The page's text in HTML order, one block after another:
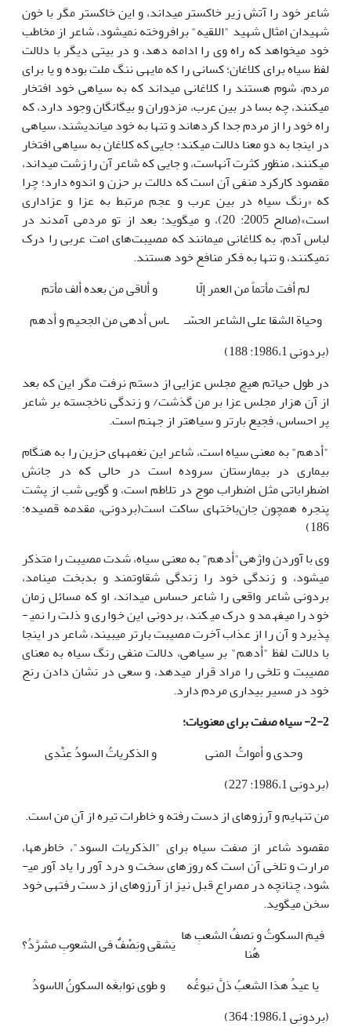
شاعر خود را آتش زیر خاکستر می­داند، و این خاکستر مگر با خون
شهیدان امثال شهید "اللقیه" برافروخته نمی­شود، شاعر از مخاطب
خود می­خواهد که راه وی را ادامه دهد، و در بیتی دیگر با دلالت
لفظ سیاه برای کلاغان؛ کسانی را که مایه­ی ننگ ملت بوده و یا برای
مردم، شوم هستند را کلاغانی می­داند که به سیاهی خود افتخار
می­کنند، چه بسا در بین عرب، مزدوران و بیگانگان وجود دارد، که
راه خود را از مردم جدا کرده­اند و تنها به خود می­اندیشند، سیاهی
در اینجا به دو معنا دلالت می­کند؛ جایی که کلاغان به سیاهی افتخار
می­کنند، منظور کثرت آنهاست، و جایی که شاعر آن را زشت می­داند،
مقصود کارکرد منفی آن است که دلالت بر حزن و اندوه دارد؛ چرا
که «رنگ سیاه در بین عرب و عجم مرتبط به عزا و عزاداری
است»(صالح 2005: 20)، و می­گوید: بعد از تو مردمی آمدند در
لباس آدم، به کلاغانی می­مانند که مصیبت‌های امت عربی را درک
نمی­کنند، و تنها به فکر منافع خود هستند.
لم أفت مأتماً من العمر إلّا
و ألاقی من بعده ألف مأتم
وحیاة الشقا علی الشاعر الحسّـ
ـاس أدهی من الجحیم و أدهم
(بردونی 1986،1: 188)
در طول حیاتم هیچ مجلس عزایی از دستم نرفت مگر این که بعد
از آن هزار مجلس عزا بر من گذشت/ و زندگی ناخجسته بر شاعر
پر احساس، فجیع بار­تر و سیاه­تر از جهنم است.
"أدهم" به معنی سیاه است، شاعر این نغمه­های حزین را به هنگام
بیماری در بیمارستان سروده است در حالی که در جانش
اضطراباتی مثل اضطراب موج در تلاطم است، و گویی شب از پشت
پنجره همچون جان‌باخته­ای ساکت است(بردونی، مقدمه قصیده:
186)
وی با آوردن واژه­ی"أدهم" به معنی سیاه، شدت مصیبت را متذکر
می­شود، و زندگی خود را زندگی شقاوتمند و بدبخت می­نامد،
بردونی شاعر واقعی را شاعر حساس می­داند، او که مسائل زمان
خود را می­فهمد و درک می­کند، بردونی این خواری و ذلت را نمی­
پذیرد و آن را از عذاب آخرت مصیبت بار­تر می­بیند، شاعر در اینجا
با دلالت لفظ "أدهم" بر سیاهی، دلالت منفی رنگ سیاه به معنای
مصیبت و تلخی را مراد قرار می­دهد، و سعی در نشان دادن رنج
خود در مسیر بیداری مردم دارد.
2-2- سیاه صفت برای معنویات؛
وحدی و أمواتُ المنی
و الذکریاتُ السودُ عِنْدِی
(بردونی 1986،1: 227)
من تنهایم و آرزوهای از دست رفته و خاطرات تیره از آنِ من است.
مقصود شاعر از صفت سیاه برای "الذکریات السود"، خاطره­ها،
مرارت و تلخی آن است که روزهای سخت و درد آور را یاد آور می­
شود، چنانچه در مصراع قبل نیز از آرزوهای از دست رفته­ی خود
سخن می­گوید.
فیمَ السکوتُ و نصفُ الشعبِ ها
هُنا
یَشقی ونِصْفٌ فی الشعوبِ مشرَّدُ؟
یا عیدُ هذا الشعبُ ذلَّ نبوغُه
و طوی نوابغَه السکونُ الاسودُ
(بردونی 1986،1: 364)